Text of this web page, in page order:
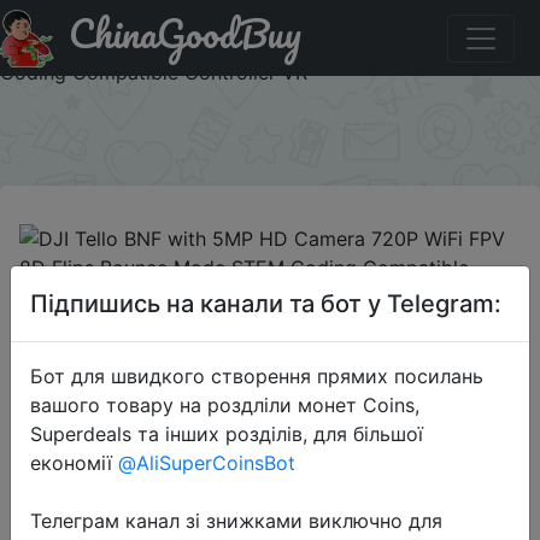
Промокод на знижку 1eead9 DJI Tello BNF with 5MP HD
Camera 720P WiFi FPV 8D Flips Bounce Mode STEM
Coding Compatible Controller VR
ChinaGoodBuy
2018-06-16
DJI Tello BNF with 5MP HD Camera
720P WiFi FPV 8D Flips Bounce
Mode STEM Coding Compatible
Controller VR
$93.09
Підпишись на канали та бот у Telegram:
Бот для швидкого створення прямих посилань
вашого товару на роздліли монет Coins,
Superdeals та інших розділів, для більшої
економії @AliSuperCoinsBot
Телеграм канал зі знижками виключно для